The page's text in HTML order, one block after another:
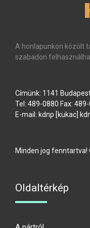
A honlapunkon közölt
szabadon
Címünk: 1141
Tel: 489-0880 Fax:
E-mail: kdnp [kukac]
Minden jog fenntartva!
Oldaltérkép